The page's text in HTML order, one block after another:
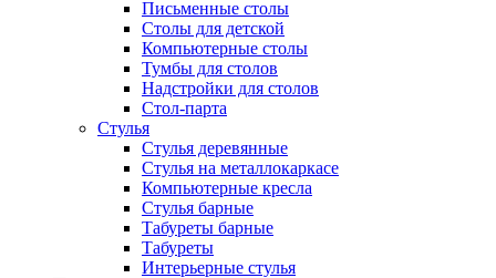
Письменные столы
Столы для детской
Компьютерные столы
Тумбы для столов
Надстройки для столов
Стол-парта
Стулья
Стулья деревянные
Стулья на металлокаркасе
Компьютерные кресла
Стулья барные
Табуреты барные
Табуреты
Интерьерные стулья